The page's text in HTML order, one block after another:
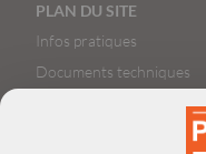
PLAN DU SITE
Infos pratiques
Documents techniques